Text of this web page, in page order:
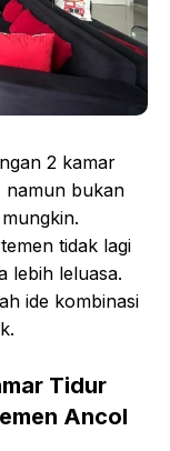
2 kamar
namun bukan
tidak lagi
lebih leluasa.
ide kombinasi
Tidur
Ancol